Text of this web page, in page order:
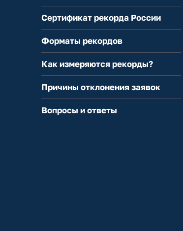
Сертификат рекорда России
Форматы рекордов
Как измеряются рекорды?
Причины отклонения заявок
Вопросы и ответы